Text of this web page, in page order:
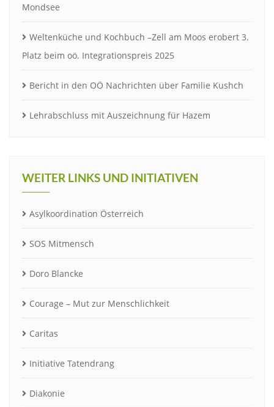
Mondsee
Weltenküche und Kochbuch –Zell am Moos erobert 3.
Platz beim oö. Integrationspreis 2025
Bericht in den OÖ Nachrichten über Familie Kushch
Lehrabschluss mit Auszeichnung für Hazem
WEITER LINKS UND INITIATIVEN
Asylkoordination Österreich
SOS Mitmensch
Doro Blancke
Courage – Mut zur Menschlichkeit
Caritas
Initiative Tatendrang
Diakonie